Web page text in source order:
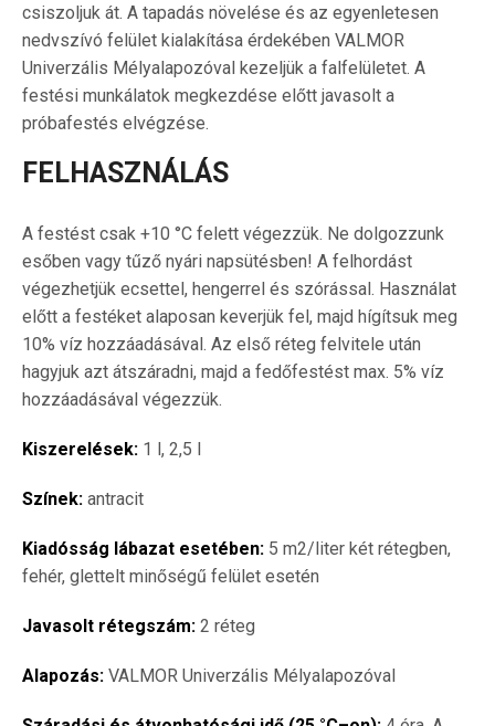
csiszoljuk át. A tapadás növelése és az egyenletesen
nedvszívó felület kialakítása érdekében VALMOR
Univerzális Mélyalapozóval kezeljük a falfelületet. A
festési munkálatok megkezdése előtt javasolt a
próbafestés elvégzése.
FELHASZNÁLÁS
A festést csak +10 °C felett végezzük. Ne dolgozzunk
esőben vagy tűző nyári napsütésben! A felhordást
végezhetjük ecsettel, hengerrel és szórással. Használat
előtt a festéket alaposan keverjük fel, majd hígítsuk meg
10% víz hozzáadásával. Az első réteg felvitele után
hagyjuk azt átszáradni, majd a fedőfestést max. 5% víz
hozzáadásával végezzük.
Kiszerelések: 1 l, 2,5 l
Színek: antracit
Kiadósság lábazat esetében: 5 m2/liter két rétegben,
fehér, glettelt minőségű felület esetén
Javasolt rétegszám: 2 réteg
Alapozás: VALMOR Univerzális Mélyalapozóval